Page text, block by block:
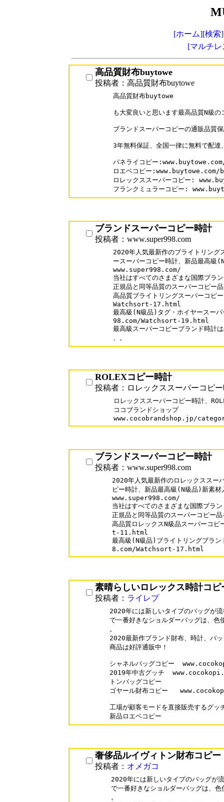
[ホーム][検索]
[マルチ
高品質財布buytowe
投稿者：高品質財布buytowe
高品質財布buytowe
も大変良いと思います最高品質N級
ブランドスーパーコピーの通販品質
3年無料保証、全国一律に無料で配達
パネライコピー
ロエベコピー
ロレックススーパーコピー:
ブランドスーパーコピー時計
投稿者：www.super998.com
2020年人気最新作のブライトリング
ースーパーコピー時計、新品最高級
www.super998.com/
当社はすべてのさまざまな国際ブラ
正規品と同等品質のスーパーコピー
高品質ブライトリングスーパーコ
Watchsort-17.html
最高級(N級品)タグ・ホイヤースー
98.com/Watchsort-19.html
最高級スーパーコピーブランド時計
ROLEXコピー時計
投稿者：ロレックススーパーコピ
ロレックススーパーコピー時計、
ココブランドショップ
www.cocobrandshop.jp/
ブランドスーパーコピー時計
投稿者：www.super998.com
2020年人気最新作のロレックススー
ピー時計、新品最高級(N級品)新素材
www.super998.com/
当社はすべてのさまざまな国際ブラ
正規品と同等品質のスーパーコピー
高品質ロレックスN級品スーパー
t-11.html
最高級(N級品)ブライトリングブラ
素晴らしいロレックス時計コピ
投稿者： ライレプ
2020年には新しいタイプのバッグが
で一番好きなショルダーバッグは、色
。
2020最新作ブランド財布、時計、バ
商品は好評通販中！
シャネルバッグコピー
2019年中古グッチ
トンバッグコピー
ゴヤール財布コピー
工場が顧客モードを直接販売するグッ
奢侈品ルイヴィトン財布コピー
投稿者： オメガコ
2020年には新しいタイプのバッグが
で一番好きなショルダーバッグは、
。